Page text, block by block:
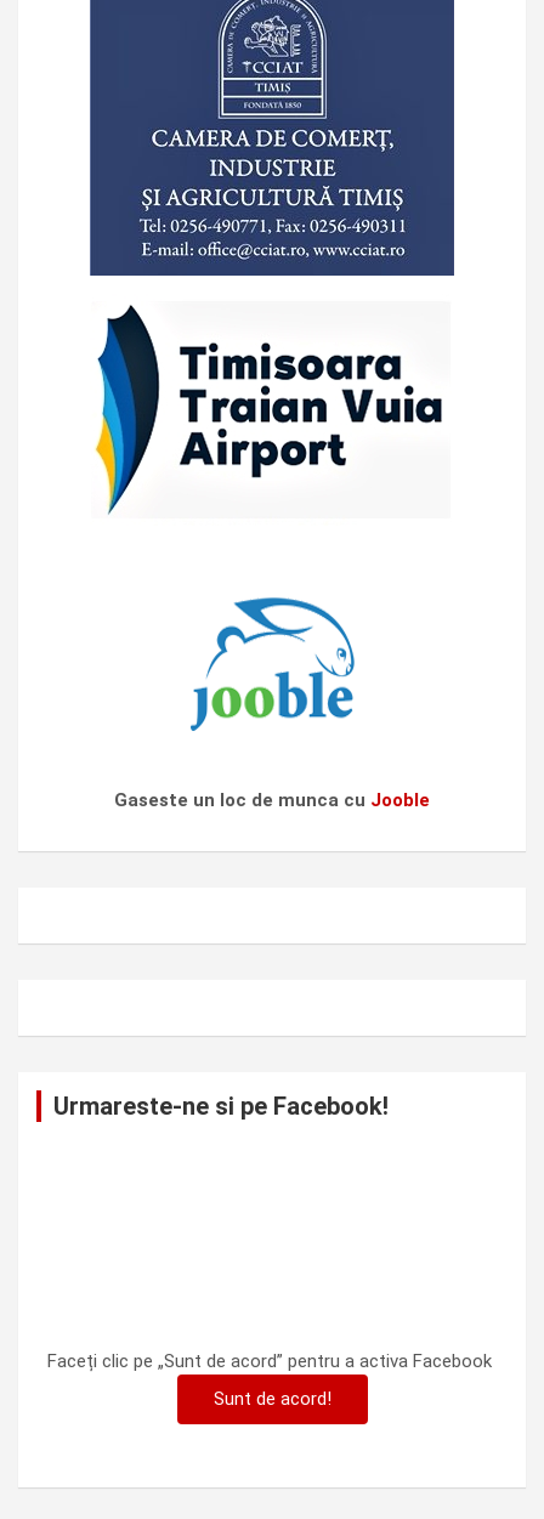
Gaseste un loc de munca cu Jooble
Urmareste-ne si pe Facebook!
Faceți clic pe „Sunt de acord” pentru a activa Facebook
Sunt de acord!